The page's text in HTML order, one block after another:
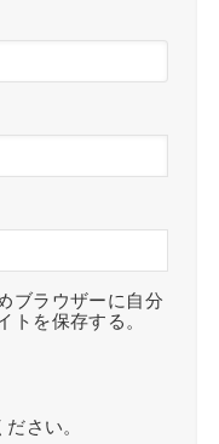
ブラウザーに自分
トを保存する。
さい。